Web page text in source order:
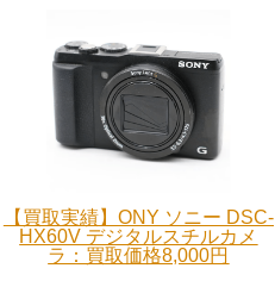
【買取実績】ONY ソニー DSC-
HX60V デジタルスチルカメ
ラ：買取価格8,000円